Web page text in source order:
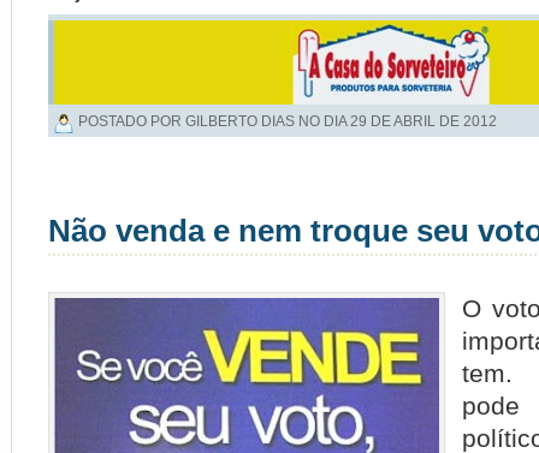
POSTADO POR GILBERTO DIAS NO DIA 29 DE ABRIL DE 2012
Não venda e nem troque seu
O
tem.